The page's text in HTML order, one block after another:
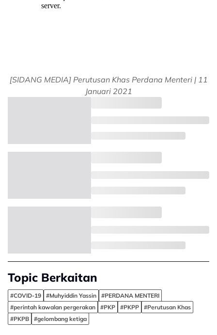
[SIDANG MEDIA] Perutusan Khas Perdana Menteri | 11
Januari 2021
Topic Berkaitan
#COVID-19 #Muhyiddin Yassin
#PERDANA MENTERI
#perintah kawalan pergerakan
#PKP #PKPP
#Perutusan Khas
#PKPB
#gelombang ketiga